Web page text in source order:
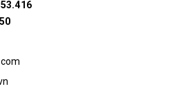
Mũi Hàn 900M